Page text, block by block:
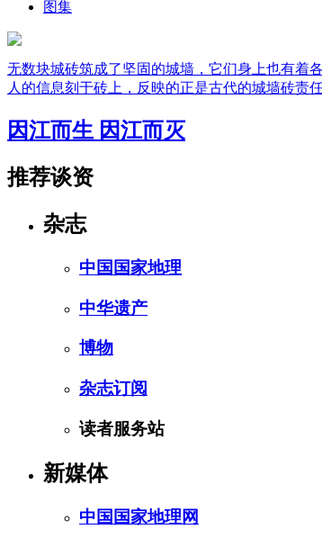
图集
无数块城砖筑成了坚固的城墙，它们身上也有着
人的信息刻于砖上，反映的正是古代的城墙砖责
因江而生 因江而灭
推荐谈资
杂志
中国国家地理
中华遗产
博物
杂志订阅
读者服务站
新媒体
中国国家地理网